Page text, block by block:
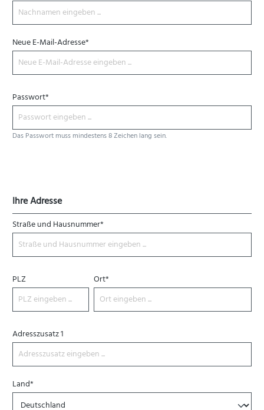
Neue E-Mail-Adresse*
Passwort*
Das Passwort muss mindestens 8 Zeichen lang sein.
Ihre Adresse
Straße und Hausnummer*
PLZ Ort*
Adresszusatz 1
Land*